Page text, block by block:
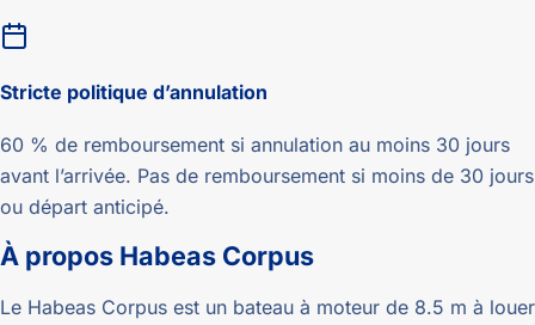
Stricte politique d’annulation
60 % de remboursement si annulation au moins 30 jours
avant l’arrivée. Pas de remboursement si moins de 30 jours
ou départ anticipé.
À propos Habeas Corpus
Le Habeas Corpus est un bateau à moteur de 8.5 m à louer